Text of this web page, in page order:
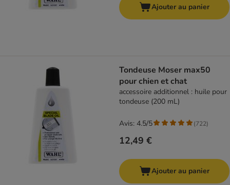
Ajouter au panier
Tondeuse Moser max50
pour chien et chat
accessoire additionnel : huile pour
tondeuse (200 mL)
12,49 €
Avis: 4.5/5 (722)
Ajouter au panier